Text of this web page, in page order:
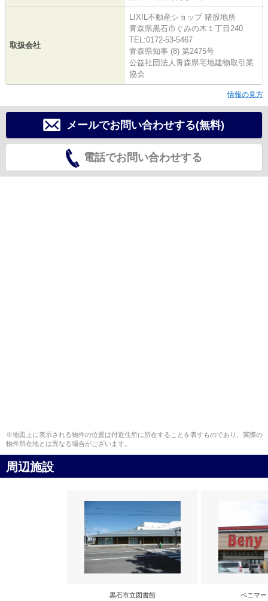
取扱会社
LIXIL不動産ショップ 猪股地所
青森県黒石市ぐみの木１丁目240
TEL:0172-53-5467
青森県知事 (8) 第2475号
公益社団法人青森県宅地建物取引業
協会
情報の見方
メールでお問い合わせする(無料)
電話でお問い合わせする
※地図上に表示される物件の位置は付近住所に所在することを表すものであり、実際の
物件所在地とは異なる場合がございます。
周辺施設
黒石市立図書館 ベニマ